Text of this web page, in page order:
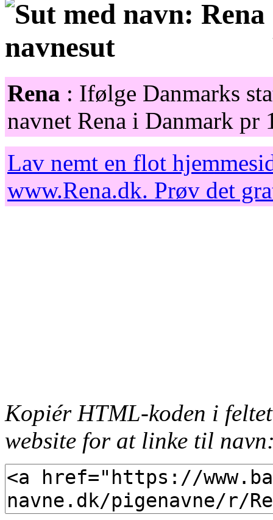
Rena : Ifølge Danmarks
navnet Rena i Danmark pr
Lav nemt en flot
www.Rena.dk. Prøv det
Kopiér HTML-koden i
website for at linke til